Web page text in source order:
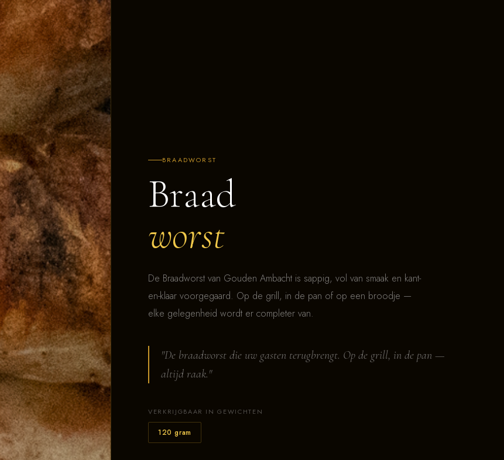
BRAADWORST
Braad
worst
De Braadworst van Gouden Ambacht is sappig, vol van smaak en kant-
en-klaar voorgegaard. Op de grill, in de pan of op een broodje —
elke gelegenheid wordt er completer van.
"De braadworst die uw gasten terugbrengt. Op de grill, in de pan —
altijd raak."
VERKRIJGBAAR IN GEWICHTEN
120 gram